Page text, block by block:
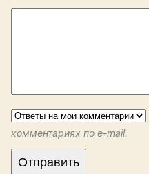
комментариях по e-mail.